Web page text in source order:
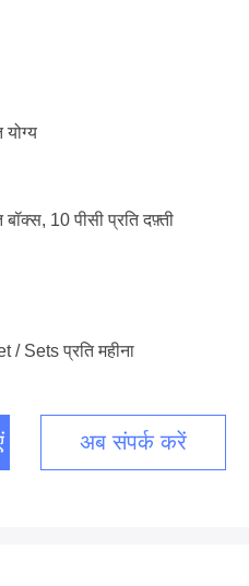
योग्य
बॉक्स, 10 पीसी प्रति दफ़्ती
/ Sets प्रति महीना
अब संपर्क करें